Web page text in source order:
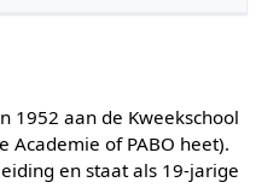
1952 aan de Kweekschool
Academie of PABO heet).
en staat als 19-jarige